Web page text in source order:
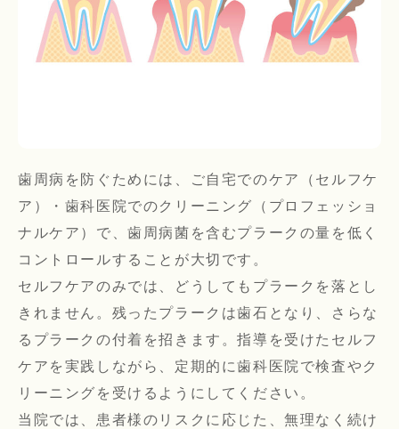
歯周病を防ぐためには、ご自宅でのケア（セルフケ
ア）・歯科医院でのクリーニング（プロフェッショ
ナルケア）で、歯周病菌を含むプラークの量を低く
コントロールすることが大切です。
セルフケアのみでは、どうしてもプラークを落とし
きれません。残ったプラークは歯石となり、さらな
るプラークの付着を招きます。指導を受けたセルフ
ケアを実践しながら、定期的に歯科医院で検査やク
リーニングを受けるようにしてください。
当院では、患者様のリスクに応じた、無理なく続け